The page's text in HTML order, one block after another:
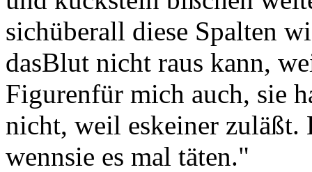
sichüberall diese Spalten
dasBlut nicht raus kann,
Figurenfür mich auch, sie
nicht, weil eskeiner zuläßt.
wennsie es mal täten."